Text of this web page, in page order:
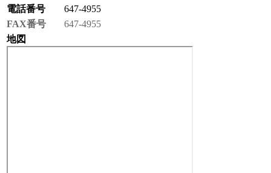
電話番号
647-4955
FAX番号
647-4955
地図